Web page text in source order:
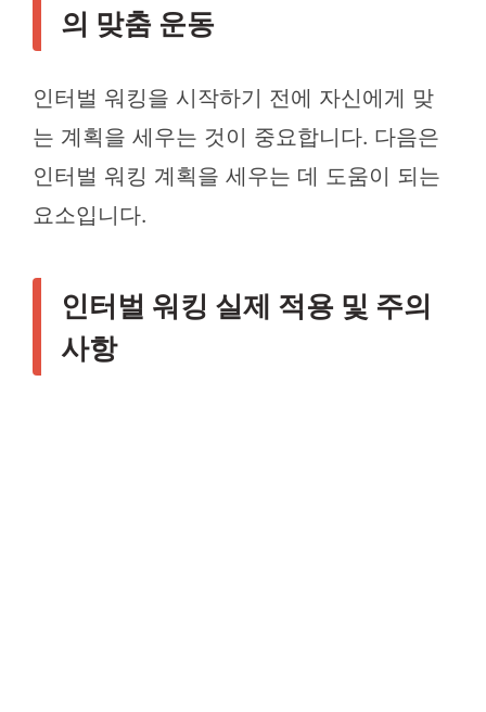
의 맞춤 운동
인터벌 워킹을 시작하기 전에 자신에게 맞
는 계획을 세우는 것이 중요합니다. 다음은
인터벌 워킹 계획을 세우는 데 도움이 되는
요소입니다.
인터벌 워킹 실제 적용 및 주의
사항